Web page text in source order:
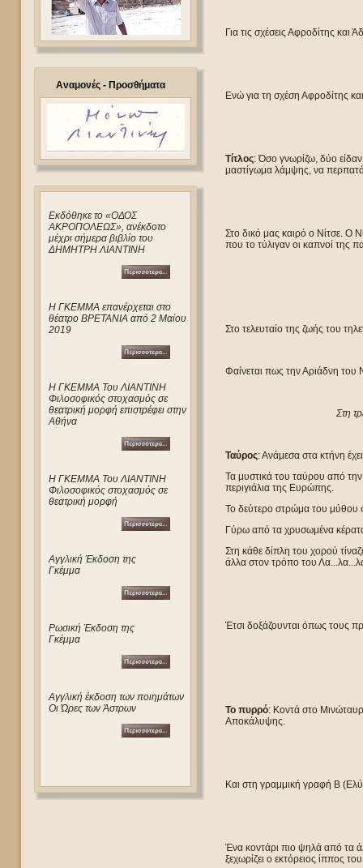
Αναμονές - Προσθήματα
Eκδόθηκε το «ΟΔΟΣ
ΑΚΡΟΠΟΛΕΩΣ», ανέκδοτο
μέχρι σήμερα βιβλίο του
ΔΗΜΗΤΡΗ ΛΙΑΝΤΙΝΗ
Η ΓΚΕΜΜΑ επανέρχεται στο
θέατρο ΒΡΕΤΑΝΙΑ από 2 Μαίου
2019
Η ΓΚΕΜΜΑ Του ΛΙΑΝΤΙΝΗ
Φιλοσοφικός στοχασμός σε
θεατρική μορφή επιστρέφει στην
Αθήνα
Η ΓΚΕΜΜΑ Του ΛΙΑΝΤΙΝΗ
Φιλοσοφικός στοχασμός σε
θεατρική μορφή
Αγγλική Έκδοση της
Γκέμμα
Ρωσική Έκδοση της
Γκέμμα
Αγγλική έκδοση των ποιημάτων
Οι Ώρες των Άστρων
Για τις σχέσεις Αφροδίτης και
Ενώ για τη σχέση Αφροδίτης
Τίτλος: Όσο γνωρίζω, δύο
μαστίγωμα λάμψης, να περπατά
Στο δικό μας καιρό ο Νίτσε. Ο
που το τύλιγαν οι καπνοί της
Στο τελευταίο της ζωής του
Φαίνεται πως την Αριάδνη του
Στη
Ταύρος: Ανάμεσα στα κτήνη
Τα μυστικά του ταύρου από
περιγιάλια της Ευρώπης.
Το δεύτερο στρώμα του μύθου
Γύρω από τα χρυσωμένα
Στη κάθε δίπλη του χορού
άλλα στον τρόπο του
Έτσι δοξάζουνται όπως τους
Το πυρρό: Κοντά στο
Αποκάλυψης.
Και στη γραμμική γραφή Β
Ένα κοντάρι πιο ψηλά από τα
ξεχωρίζει ο εκτόρειος ίππος